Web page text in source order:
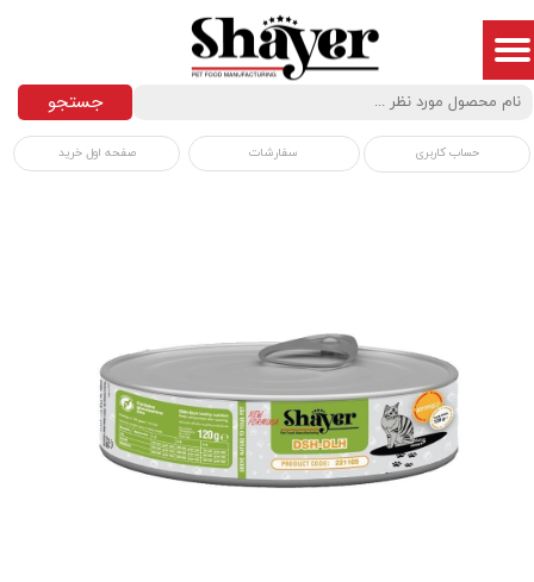
حساب کاربری سفارشات صفحه اول خرید
جستجو